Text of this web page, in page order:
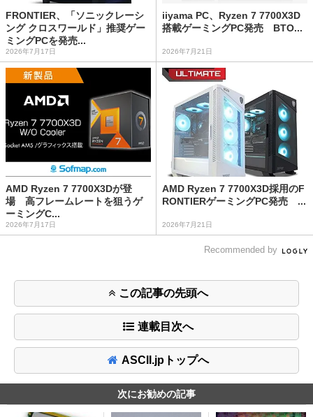
FRONTIER、「ソニックレーシ
ング クロスワールド」推奨ゲー
ミングPCを発売...
2026年7月17日
iiyama PC、Ryzen 7 7700X3D
搭載ゲーミングPC発売 BTO...
2026年7月21日
AMD Ryzen 7 7700X3Dが登
場 高フレームレートを狙うゲ
ーミングC...
2026年7月17日
AMD Ryzen 7 7700X3D採用のF
RONTIERゲーミングPC発売 ...
2026年7月21日
Recommended by
この記事の先頭へ
連載目次へ
ASCII.jpトップへ
次にお勧めの記事